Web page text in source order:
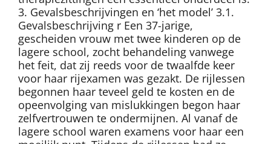
3. Gevalsbeschrijvingen en ‘het model’ 3.1.
Gevalsbeschrijving r Een 37-jarige,
gescheiden vrouw met twee kinderen op de
lagere school, zocht behandeling vanwege
het feit, dat zij reeds voor de twaalfde keer
voor haar rijexamen was gezakt. De rijlessen
begonnen haar teveel geld te kosten en de
opeenvolging van mislukkingen begon haar
zelfvertrouwen te ondermijnen. Al vanaf de
lagere school waren examens voor haar een